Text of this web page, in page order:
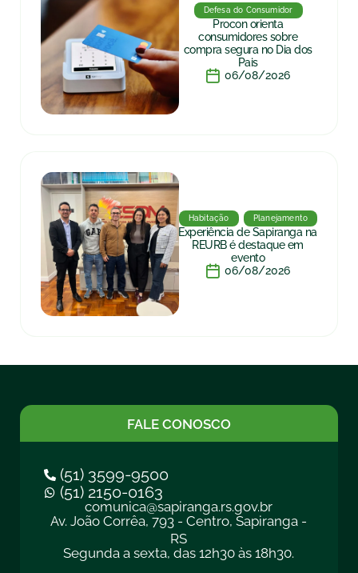
Defesa do Consumidor
Procon orienta
consumidores sobre
compra segura no Dia dos
Pais
06/08/2026
Habitação Planejamento
Experiência de Sapiranga na
REURB é destaque em
evento
06/08/2026
FALE CONOSCO
(51) 3599-9500
(51) 2150-0163
comunica@sapiranga.rs.gov.br
Av. João Corrêa, 793 - Centro, Sapiranga -
RS
Segunda a sexta, das 12h30 às 18h30.